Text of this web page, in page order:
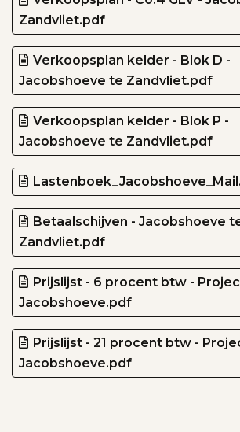
Zandvliet.pdf
Verkoopsplan kelder - Blok D -
Jacobshoeve te Zandvliet.pdf
Verkoopsplan kelder - Blok P -
Jacobshoeve te Zandvliet.pdf
Betaalschijven - Jacobshoeve
Zandvliet.pdf
Prijslijst - 6 procent btw -
Jacobshoeve.pdf
Prijslijst - 21 procent btw -
Jacobshoeve.pdf